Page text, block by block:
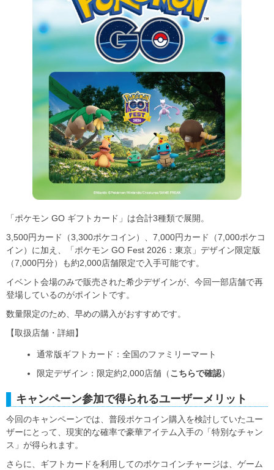
「ポケモン GO ギフトカード」は合計3種類で展開。
3,500円カード（3,300ポケコイン）、7,000円カード（7,000ポケコ
イン）に加え、「ポケモン GO Fest 2026：東京」デザイン限定版
（7,000円分）も約2,000店舗限定で入手可能です。
イベント会場のみで販売された希少デザインが、今回一部店舗で再
登場しているのがポイントです。
数量限定のため、早めの購入がおすすめです。
【取扱店舗・詳細】
通常版ギフトカード：全国のファミリーマート
限定デザイン：限定約2,000店舗（こちらで確認）
キャンペーン参加で得られるユーザーメリット
今回のキャンペーンでは、普段ポケコイン購入を検討していたユー
ザーにとって、現実的な確率で豪華アイテム入手の「特別なチャン
ス」が得られます。
さらに、ギフトカードを利用してのポケコインチャージは、ゲーム